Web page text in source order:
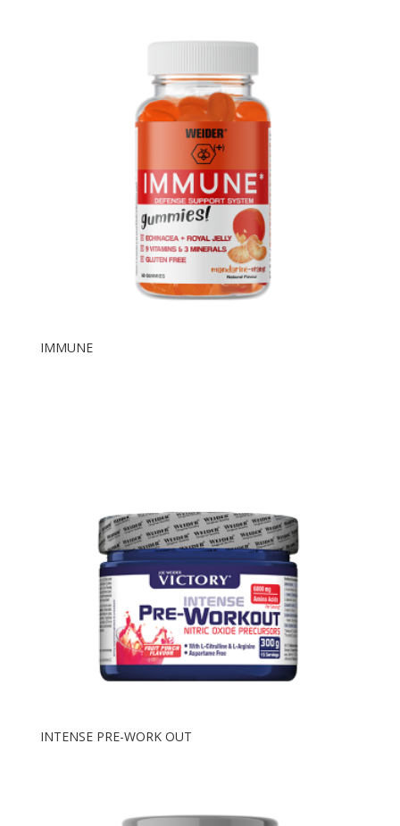
IMMUNE
INTENSE PRE-WORK OUT